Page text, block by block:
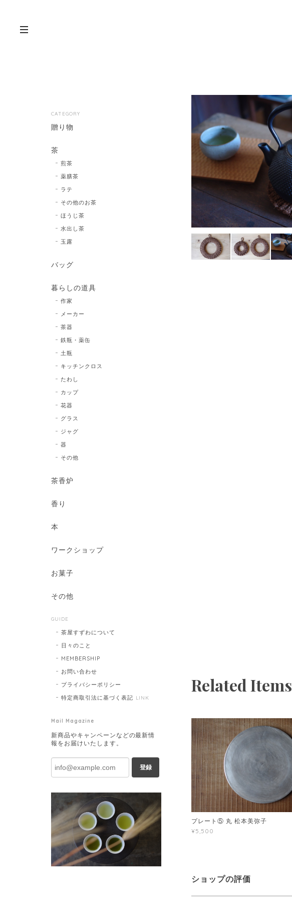
Related Items
プレート⑤ 丸 松本美弥子
¥5,500
ショップの評価
CATEGORY
贈り物
茶
煎茶
薬膳茶
ラテ
その他のお茶
ほうじ茶
水出し茶
玉露
バッグ
暮らしの道具
作家
メーカー
茶器
鉄瓶・薬缶
土瓶
キッチンクロス
たわし
カップ
花器
グラス
ジャグ
器
その他
茶香炉
香り
本
ワークショップ
お菓子
その他
GUIDE
茶屋すずわについて
日々のこと
MEMBERSHIP
お問い合わせ
プライバシーポリシー
特定商取引法に基づく表記 LINK
Mail Magazine
新商品やキャンペーンなどの最新情
報をお届けいたします。
登録